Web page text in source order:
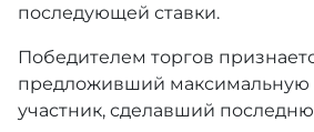
последующей ставки.
Победителем торгов
предложивший максимальную
участник, сделавший